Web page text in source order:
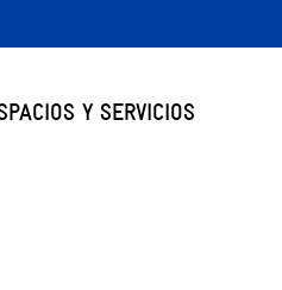
Y SERVICIOS